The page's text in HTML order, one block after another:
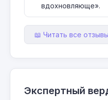
вдохновляюще».
📖 Читать все
Экспертный